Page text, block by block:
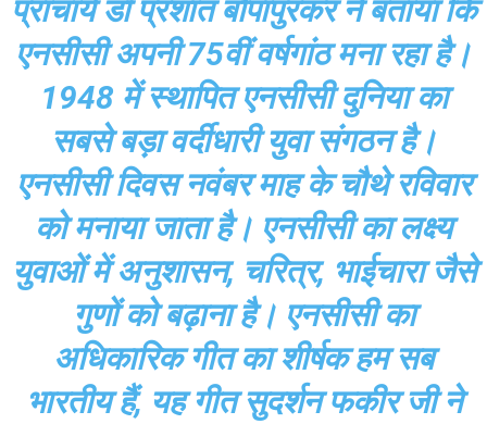
प्राचार्य डॉ प्रशांत बोपापुरकर ने बताया कि
एनसीसी अपनी 75वीं वर्षगांठ मना रहा है।
1948 में स्थापित एनसीसी दुनिया का
सबसे बड़ा वर्दीधारी युवा संगठन है।
एनसीसी दिवस नवंबर माह के चौथे रविवार
को मनाया जाता है। एनसीसी का लक्ष्य
युवाओं में अनुशासन, चरित्र, भाईचारा जैसे
गुणों को बढ़ाना है। एनसीसी का
अधिकारिक गीत का शीर्षक हम सब
भारतीय हैं, यह गीत सुदर्शन फकीर जी ने